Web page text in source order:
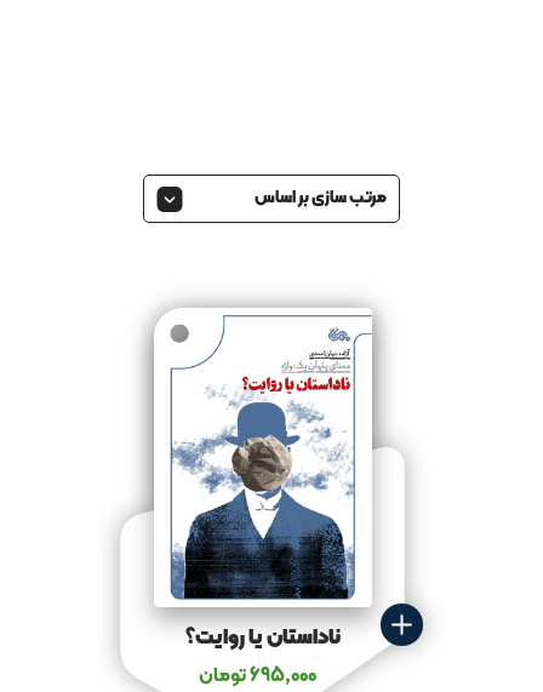
مرتب سازی بر اساس
ناداستان یا روایت؟
695,000تومان